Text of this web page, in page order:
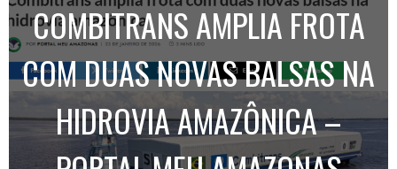
COMBITRANS AMPLIA FROTA
COM DUAS NOVAS BALSAS NA
HIDROVIA AMAZÔNICA –